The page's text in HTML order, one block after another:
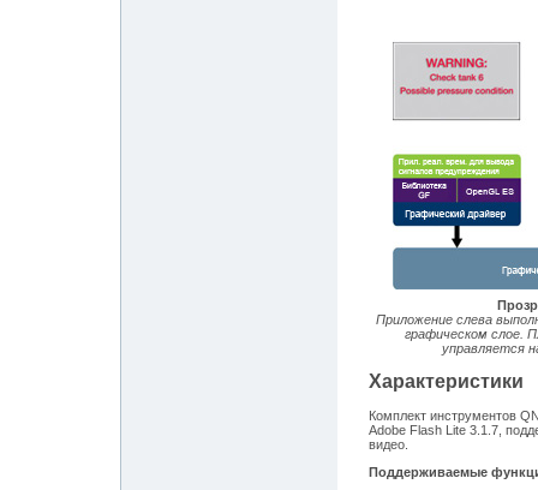
Приложение слева
графическом слое.
управляется
Характеристики
Комплект инструментов
Adobe Flash Lite 3.1.7,
видео.
Поддерживаемые